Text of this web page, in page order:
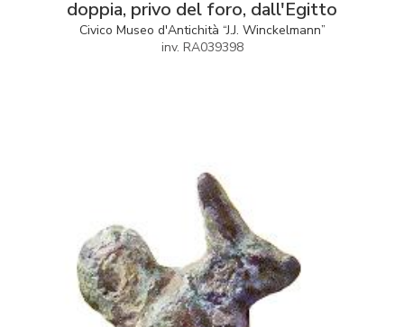
doppia, privo del foro, dall'Egitto
Civico Museo d'Antichità “J.J. Winckelmann”
inv. RA039398